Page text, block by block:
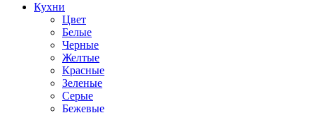
Кухни
Цвет
Белые
Черные
Желтые
Красные
Зеленые
Серые
Бежевые